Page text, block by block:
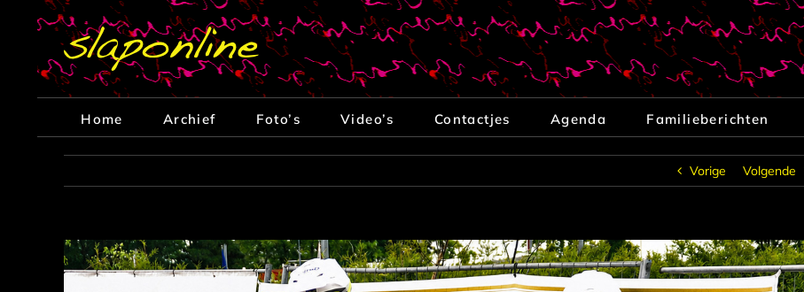
Home Archief Foto’s Video’s Contactjes Agenda Familieberichten
Vorige Volgende